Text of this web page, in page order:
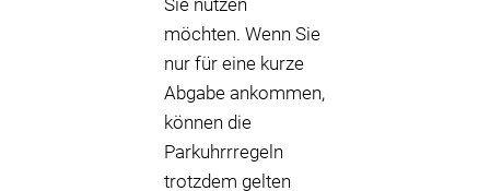
Sie nutzen
möchten. Wenn Sie
nur für eine kurze
Abgabe ankommen,
können die
Parkuhrrregeln
trotzdem gelten